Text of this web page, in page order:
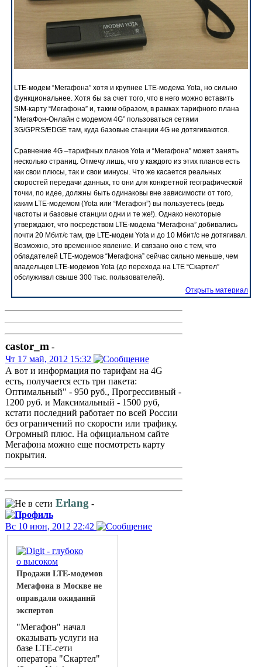
LTE-модем “Мегафона” хотя и крупнее LTE-модема Yota, но сильно
функциональнее. Хотя бы за счет того, что в него можно вставить
SIM-карту “Мегафона” и, таким образом, в рамках тарифного плана
“МегаФон-Онлайн с модемом 4G” пользоваться сетями
3G/GPRS/EDGE там, куда базовые станции 4G не дотягиваются.
Сравнение 4G –тарифных планов Yota и “Мегафона” может занять
несколько страниц. Отмечу лишь, что у каждого из этих планов есть
как свои плюсы, так и свои минусы. Что же касается реальных
скоростей передачи данных, то они для конкретной географической
точки, по идее, должны быть одинаковы вне зависимости от того,
каким LTE-модемом (Yota или “Мегафон”) вы пользуетесь (ведь
частоты и базовые станции одни и те же!). Однако некоторые
утверждают, что посредством LTE-модема “Мегафона” добивались
почти 20 Мбит/c там, где LTE-модем Yota и до 10 Мбит/c не дотягивал.
Возможно, это временное явление. И связано оно с тем, что
обладателей LTE-модемов “Мегафона” сейчас сильно меньше, чем
владельцев LTE-модемов Yota (до перехода на LTE “Скартел”
обслуживал свыше 300 тыс. пользователей).
Открыть материал
castor_m -
Чт 17 май, 2012 15:32
А вот и информация по тарифам на 4G
есть, получается есть три пакета:
Оптимальный" - 950 руб., Прогрессивный -
1200 руб. и Максимальный - 1500 руб,
кстати последний работает по всей России
без ограничений по скорости или трафику.
Огромный плюс. На официальном сайте
Мегафона можно еще посмотреть карту
покрытия.
Erlang -
Вс 10 июн, 2012 22:42
Продажи LTE-модемов
Мегафона в Москве не
оправдали ожиданий
экспертов
"Мегафон" начал
оказывать услуги на
базе LTE-сети
оператора "Скартел"